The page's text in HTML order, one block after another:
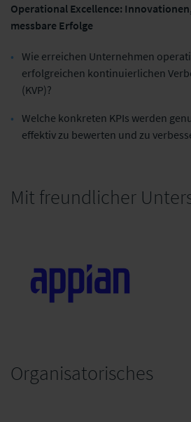
Operational Excellence:
messbare Erfolge
Wie erreichen Unternehmen
erfolgreichen kontinuierlichen
(KVP)?
Welche konkreten KPIs werden
effektiv zu bewerten und zu
Mit freundlicher
Organisatorisches